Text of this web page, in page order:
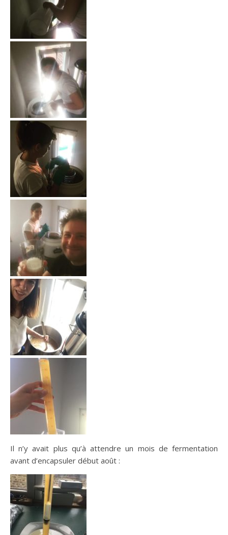
Il n’y avait plus qu’à attendre un mois de fermentation
avant d’encapsuler début août :